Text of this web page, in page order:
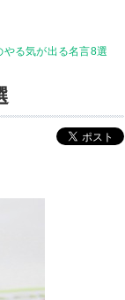
やる気が出る名言8選